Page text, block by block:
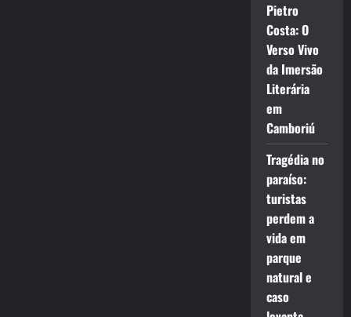
Pietro
Costa: O
Verso Vivo
da Imersão
Literária
em
Camboriú
Tragédia no
paraíso:
turistas
perdem a
vida em
parque
natural e
caso